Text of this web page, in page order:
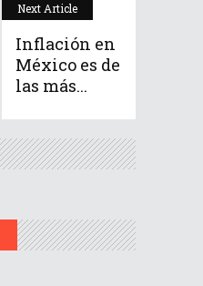
Next Article
Inflación en
México es de
las más...